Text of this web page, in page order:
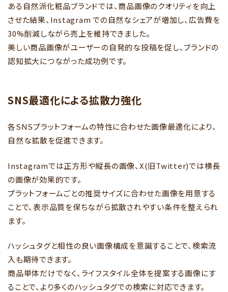
ある自然派化粧品ブランドでは、商品画像のクオリティを向上
させた結果、Instagram での自然なシェアが増加し、広告費を
30%削減しながら売上を維持できました。
美しい商品画像がユーザーの自発的な投稿を促し、ブランドの
認知拡大につながった成功例です。
SNS最適化による拡散力強化
各SNSプラットフォームの特性に合わせた画像最適化により、
自然な拡散を促進できます。
Instagramでは正方形や縦長の画像、X(旧Twitter)では横長
の画像が効果的です。
プラットフォームごとの推奨サイズに合わせた画像を用意する
ことで、表示品質を保ちながら拡散されやすい条件を整えられ
ます。
ハッシュタグと相性の良い画像構成を意識することで、検索流
入も期待できます。
商品単体だけでなく、ライフスタイル全体を提案する画像にす
ることで、より多くのハッシュタグでの検索に対応できます。
まずは無料相談する
086-486-4567
（9:00-17:00 土日祝祭日を除く）